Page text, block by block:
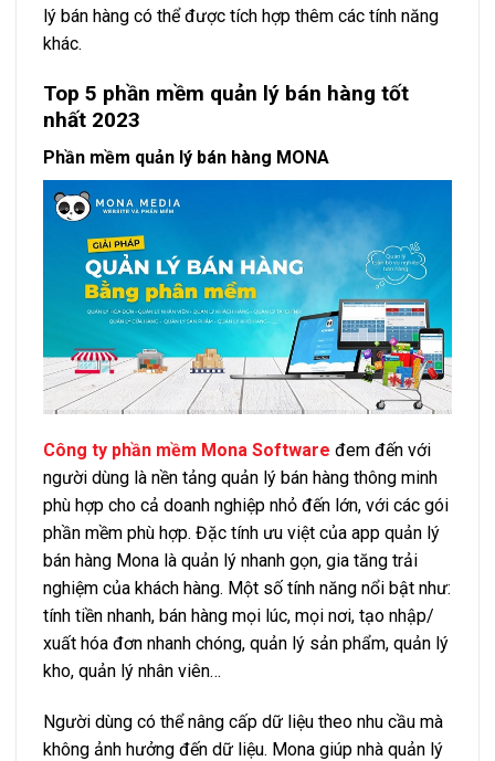
lý bán hàng có thể được tích hợp thêm các tính năng
khác.
Top 5 phần mềm quản lý bán hàng tốt
nhất 2023
Phần mềm quản lý bán hàng MONA
Công ty phần mềm Mona Software đem đến với
người dùng là nền tảng quản lý bán hàng thông minh
phù hợp cho cả doanh nghiệp nhỏ đến lớn, với các gói
phần mềm phù hợp. Đặc tính ưu việt của app quản lý
bán hàng Mona là quản lý nhanh gọn, gia tăng trải
nghiệm của khách hàng. Một số tính năng nổi bật như:
tính tiền nhanh, bán hàng mọi lúc, mọi nơi, tạo nhập/
xuất hóa đơn nhanh chóng, quản lý sản phẩm, quản lý
kho, quản lý nhân viên…
Người dùng có thể nâng cấp dữ liệu theo nhu cầu mà
không ảnh hưởng đến dữ liệu. Mona giúp nhà quản lý